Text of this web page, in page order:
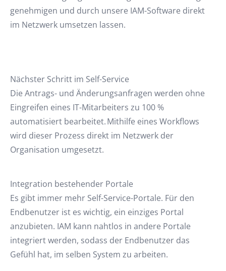
genehmigen und durch unsere IAM-Software direkt
im Netzwerk umsetzen lassen.
Nächster Schritt im Self-Service
Die Antrags- und Änderungsanfragen werden ohne
Eingreifen eines IT-Mitarbeiters zu 100 %
automatisiert bearbeitet. Mithilfe eines Workflows
wird dieser Prozess direkt im Netzwerk der
Organisation umgesetzt.
Integration bestehender Portale
Es gibt immer mehr Self-Service-Portale. Für den
Endbenutzer ist es wichtig, ein einziges Portal
anzubieten. IAM kann nahtlos in andere Portale
integriert werden, sodass der Endbenutzer das
Gefühl hat, im selben System zu arbeiten.